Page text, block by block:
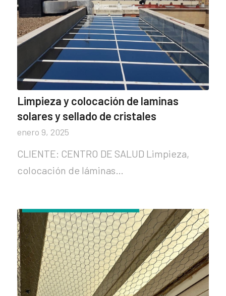
Limpieza y colocación de laminas
solares y sellado de cristales
enero 9, 2025
CLIENTE: CENTRO DE SALUD Limpieza,
colocación de láminas…